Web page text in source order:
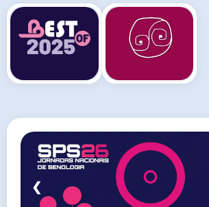
BEST OF SPS VOTAÇÃO ONLINE
❮